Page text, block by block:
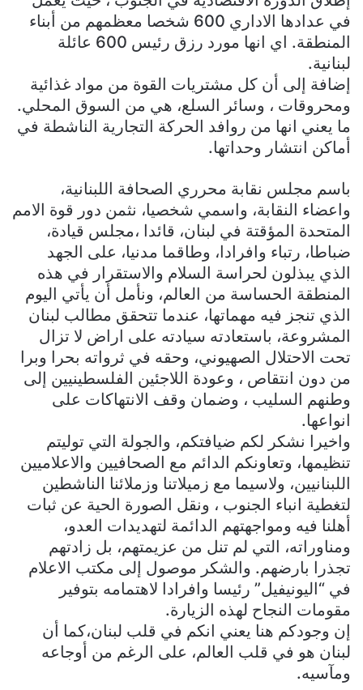
في عدادها الاداري 600 شخصا معظمهم من أبناء
المنطقة. اي انها مورد رزق رئيس 600 عائلة
لبنانية.
إضافة إلى أن كل مشتريات القوة من مواد غذائية
ومحروقات ، وسائر السلع، هي من السوق المحلي.
ما يعني انها من روافد الحركة التجارية الناشطة في
أماكن انتشار وحداتها.
باسم مجلس نقابة محرري الصحافة اللبنانية،
واعضاء النقابة، واسمي شخصيا، نثمن دور قوة الامم
المتحدة المؤقتة في لبنان، قائدا ،مجلس قيادة،
ضباطا، رتباء وافرادا، وطاقما مدنيا، على الجهد
الذي يبذلون لحراسة السلام والاستقرار في هذه
المنطقة الحساسة من العالم، ونأمل أن يأتي اليوم
الذي تنجز فيه مهماتها، عندما تتحقق مطالب لبنان
المشروعة، باستعادته سيادته على اراض لا تزال
تحت الاحتلال الصهيوني، وحقه في ثرواته بحرا وبرا
من دون انتقاص ، وعودة اللاجئين الفلسطينيين إلى
وطنهم السليب ، وضمان وقف الانتهاكات على
انواعها.
واخيرا نشكر لكم ضيافتكم، والجولة التي توليتم
تنظيمها، وتعاونكم الدائم مع الصحافيين والاعلاميين
اللبنانيين، ولاسيما مع زميلاتنا وزملائنا الناشطين
لتغطية انباء الجنوب ، ونقل الصورة الحية عن ثبات
أهلنا فيه ومواجهتهم الدائمة لتهديدات العدو،
ومناوراته، التي لم تنل من عزيمتهم، بل زادتهم
تجذرا بارضهم. والشكر موصول إلى مكتب الاعلام
في “اليونيفيل” رئيسا وافرادا لاهتمامه بتوفير
مقومات النجاح لهذه الزيارة.
إن وجودكم هنا يعني انكم في قلب لبنان،كما أن
لبنان هو في قلب العالم، على الرغم من أوجاعه
ومآسيه.